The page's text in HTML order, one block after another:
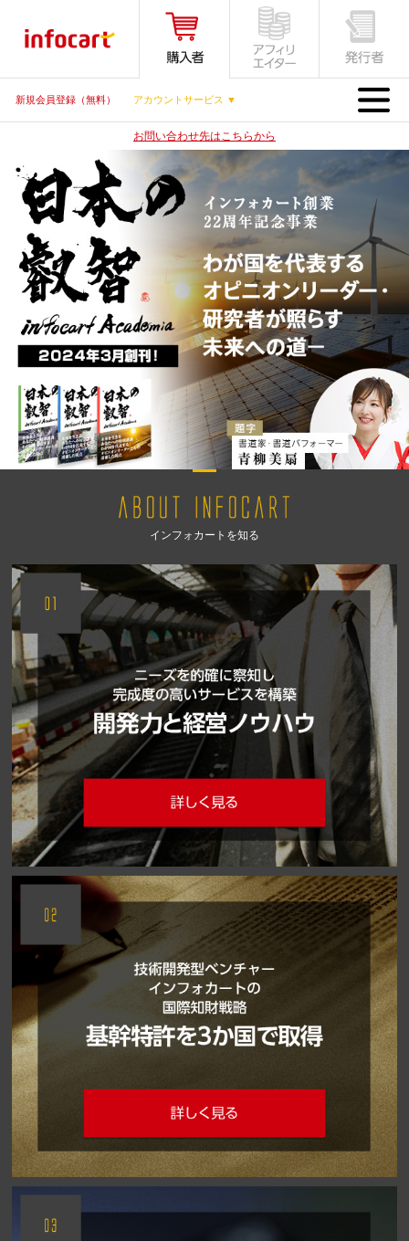
新規会員登録（無料） アカウントサービス ▼ MENU
お問い合わせ先はこちらから
インフォカートを知る